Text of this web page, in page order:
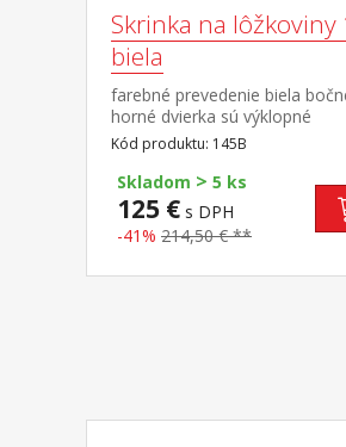
Skrinka na lôžkoviny
biela
farebné prevedenie biela
horné dvierka sú výklopné
Kód produktu: 145B
Skladom > 5 ks
125 € s DPH
-41% 214,50 € **